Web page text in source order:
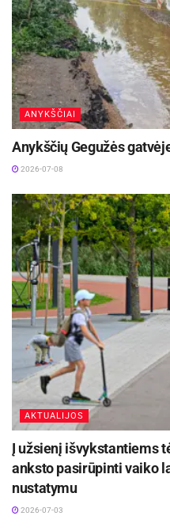
ANYKŠČIAI
Anykščių Gegužės
2026-07-08
AKTUALIJOS
Į užsienį išvykstantiems
anksto pasirūpinti vaiko
nustatymu
2026-07-03